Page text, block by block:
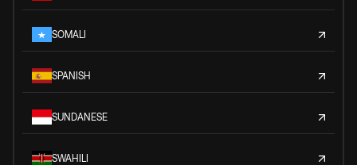
SOMALI
SPANISH
SUNDANESE
SWAHILI